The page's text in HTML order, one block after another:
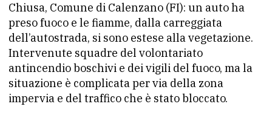
Chiusa, Comune di Calenzano (FI): un auto ha
preso fuoco e le fiamme, dalla carreggiata
dell’autostrada, si sono estese alla vegetazione.
Intervenute squadre del volontariato
antincendio boschivi e dei vigili del fuoco, ma la
situazione è complicata per via della zona
impervia e del traffico che è stato bloccato.